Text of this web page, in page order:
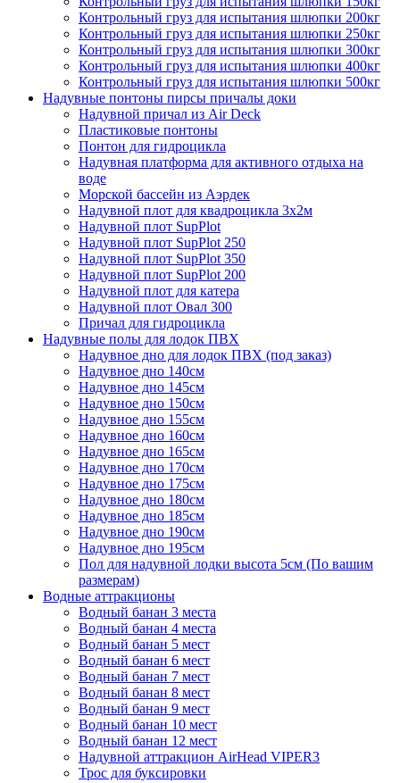
Контрольный груз для испытания шлюпки 200кг
Контрольный груз для испытания шлюпки 250кг
Контрольный груз для испытания шлюпки 300кг
Контрольный груз для испытания шлюпки 400кг
Контрольный груз для испытания шлюпки 500кг
Надувные понтоны пирсы причалы доки
Надувной причал из Air Deck
Пластиковые понтоны
Понтон для гидроцикла
Надувная платформа для активного отдыха на
воде
Морской бассейн из Аэрдек
Надувной плот для квадроцикла 3х2м
Надувной плот SupPlot
Надувной плот SupPlot 250
Надувной плот SupPlot 350
Надувной плот SupPlot 200
Надувной плот для катера
Надувной плот Овал 300
Причал для гидроцикла
Надувные полы для лодок ПВХ
Надувное дно для лодок ПВХ (под заказ)
Надувное дно 140см
Надувное дно 145см
Надувное дно 150см
Надувное дно 155см
Надувное дно 160см
Надувное дно 165см
Надувное дно 170см
Надувное дно 175см
Надувное дно 180см
Надувное дно 185см
Надувное дно 190см
Надувное дно 195см
Пол для надувной лодки высота 5см (По вашим
размерам)
Водные аттракционы
Водный банан 3 места
Водный банан 4 места
Водный банан 5 мест
Водный банан 6 мест
Водный банан 7 мест
Водный банан 8 мест
Водный банан 9 мест
Водный банан 10 мест
Водный банан 12 мест
Надувной аттракцион AirHead VIPER3
Трос для буксировки